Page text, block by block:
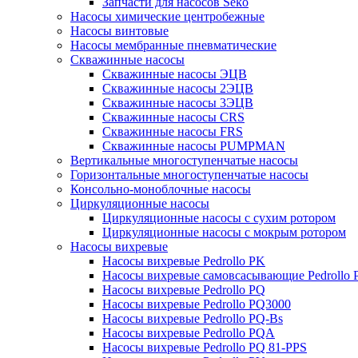
Насосы химические центробежные
Насосы винтовые
Насосы мембранные пневматические
Скважинные насосы
Скважинные насосы ЭЦВ
Скважинные насосы 2ЭЦВ
Скважинные насосы 3ЭЦВ
Скважинные насосы CRS
Скважинные насосы FRS
Скважинные насосы PUMPMAN
Вертикальные многоступенчатые насосы
Горизонтальные многоступенчатые насосы
Консольно-моноблочные насосы
Циркуляционные насосы
Циркуляционные насосы с сухим ротором
Циркуляционные насосы с мокрым ротором
Насосы вихревые
Насосы вихревые Pedrollo PK
Насосы вихревые самовсасывающие Pedrollo
Насосы вихревые Pedrollo PQ
Насосы вихревые Pedrollo PQ3000
Насосы вихревые Pedrollo PQ-Bs
Насосы вихревые Pedrollo PQA
Насосы вихревые Pedrollo PQ 81-PPS